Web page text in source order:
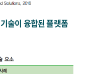
술이 융합된 플랫폼